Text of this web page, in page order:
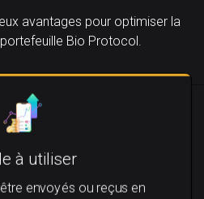
avantages pour optimiser la
Bio Protocol.
à utiliser
envoyés ou reçus en